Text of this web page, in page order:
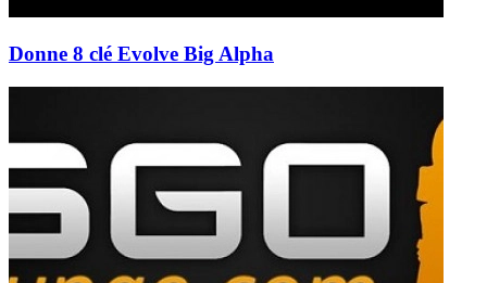
Donne 8 clé Evolve Big Alpha